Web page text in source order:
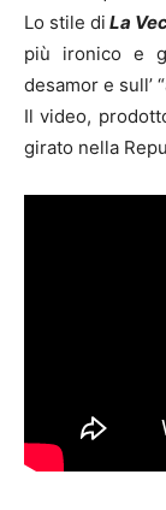
Lo stile di La
più ironico e
desamor e sull’
Il video,
girato nella